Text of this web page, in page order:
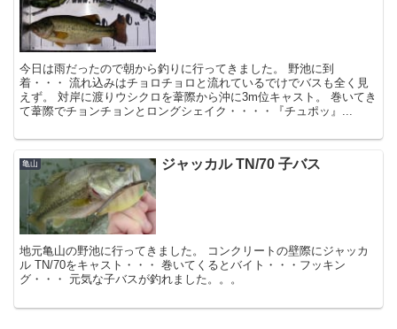
今日は雨だったので朝から釣りに行ってきました。 野池に到
着・・・ 流れ込みはチョロチョロと流れているでけでバスも全く見
えず。 対岸に渡りウシクロを葦際から沖に3m位キャスト。 巻いてき
て葦際でチョンチョンとロングシェイク・・・・『チュポッ』...
亀山 ジャッカル TN/70 子バス
地元亀山の野池に行ってきました。 コンクリートの壁際にジャッカ
ル TN/70をキャスト・・・ 巻いてくるとバイト・・・フッキン
グ・・・ 元気な子バスが釣れました。。。